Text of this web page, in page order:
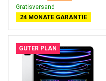
Kostenloses Geschenk
24 MONATE GARANTIE
GUTER PLAN